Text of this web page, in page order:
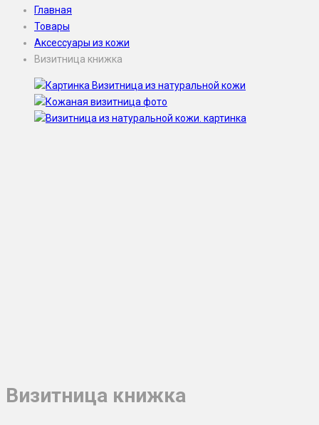
Главная
Товары
Аксессуары из кожи
Визитница книжка
Визитница книжка